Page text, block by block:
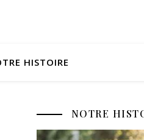
HISTOIRE
NOTRE